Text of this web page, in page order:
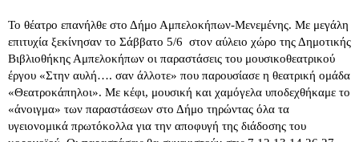
Το θέατρο επανήλθε στο Δήμο Αμπελοκήπων-Μενεμένης. Με μεγάλη
επιτυχία ξεκίνησαν το Σάββατο 5/6  στον αύλειο χώρο της Δημοτικής
Βιβλιοθήκης Αμπελοκήπων οι παραστάσεις του μουσικοθεατρικού
έργου «Στην αυλή…. σαν άλλοτε» που παρουσίασε η θεατρική ομάδα
«Θεατροκάπηλοι». Με κέφι, μουσική και χαμόγελα υποδεχθήκαμε το
«άνοιγμα» των παραστάσεων στο Δήμο τηρώντας όλα τα
υγειονομικά πρωτόκολλα για την αποφυγή της διάδοσης του